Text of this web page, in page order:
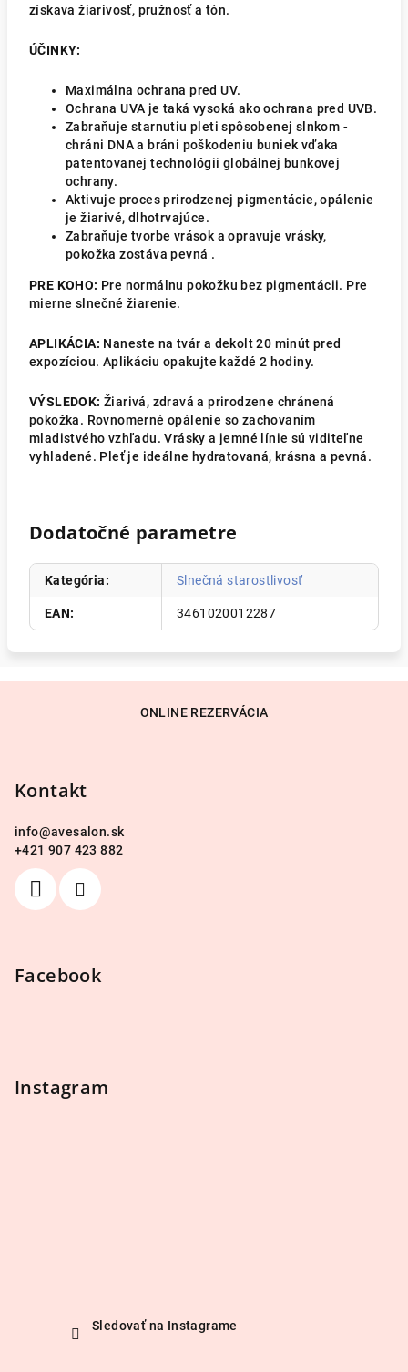
získava žiarivosť, pružnosť a tón.
ÚČINKY:
Maximálna ochrana pred UV.
Ochrana UVA je taká vysoká ako ochrana pred UVB.
Zabraňuje starnutiu pleti spôsobenej slnkom -
chráni DNA a bráni poškodeniu buniek vďaka
patentovanej technológii globálnej bunkovej
ochrany.
Aktivuje proces prirodzenej pigmentácie, opálenie
je žiarivé, dlhotrvajúce.
Zabraňuje tvorbe vrások a opravuje vrásky,
pokožka zostáva pevná .
PRE KOHO: Pre normálnu pokožku bez pigmentácii. Pre
mierne slnečné žiarenie.
APLIKÁCIA: Naneste na tvár a dekolt 20 minút pred
expozíciou. Aplikáciu opakujte každé 2 hodiny.
VÝSLEDOK: Žiarivá, zdravá a prirodzene chránená
pokožka. Rovnomerné opálenie so zachovaním
mladistvého vzhľadu. Vrásky a jemné línie sú viditeľne
vyhladené. Pleť je ideálne hydratovaná, krásna a pevná.
Dodatočné parametre
Kategória: Slnečná starostlivosť
EAN: 3461020012287
ONLINE REZERVÁCIA
Kontakt
info@avesalon.sk
+421 907 423 882
Facebook
Instagram
Sledovať na Instagrame